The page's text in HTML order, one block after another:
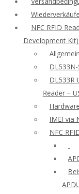
NFC RFID
Development
DL533R
Reader –
IMEI via
NFC